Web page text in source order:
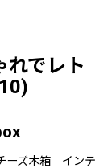
れでレト
ーズ木箱 インテ